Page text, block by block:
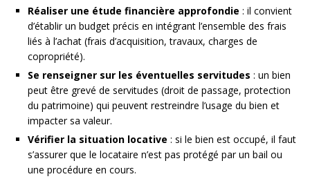
Réaliser une étude financière approfondie : il convient
d’établir un budget précis en intégrant l’ensemble des frais
liés à l’achat (frais d’acquisition, travaux, charges de
copropriété).
Se renseigner sur les éventuelles servitudes : un bien
peut être grevé de servitudes (droit de passage, protection
du patrimoine) qui peuvent restreindre l’usage du bien et
impacter sa valeur.
Vérifier la situation locative : si le bien est occupé, il faut
s’assurer que le locataire n’est pas protégé par un bail ou
une procédure en cours.